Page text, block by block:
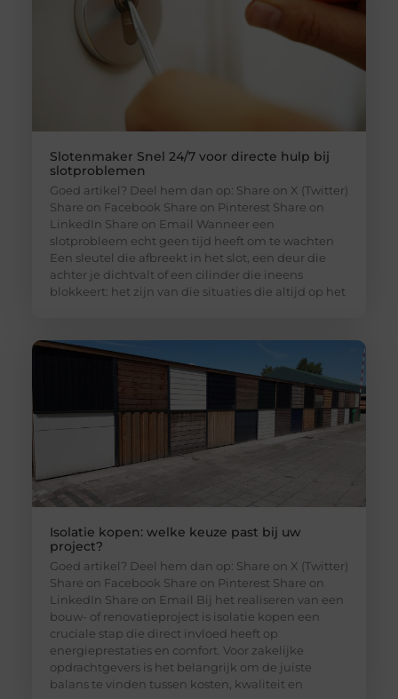
Slotenmaker Snel 24/7 voor directe hulp bij
slotproblemen
Goed artikel? Deel hem dan op: Share on X (Twitter)
Share on Facebook Share on Pinterest Share on
LinkedIn Share on Email Wanneer een
slotprobleem echt geen tijd heeft om te wachten
Een sleutel die afbreekt in het slot, een deur die
achter je dichtvalt of een cilinder die ineens
blokkeert: het zijn van die situaties die altijd op het
Isolatie kopen: welke keuze past bij uw
project?
Goed artikel? Deel hem dan op: Share on X (Twitter)
Share on Facebook Share on Pinterest Share on
LinkedIn Share on Email Bij het realiseren van een
bouw- of renovatieproject is isolatie kopen een
cruciale stap die direct invloed heeft op
energieprestaties en comfort. Voor zakelijke
opdrachtgevers is het belangrijk om de juiste
balans te vinden tussen kosten, kwaliteit en